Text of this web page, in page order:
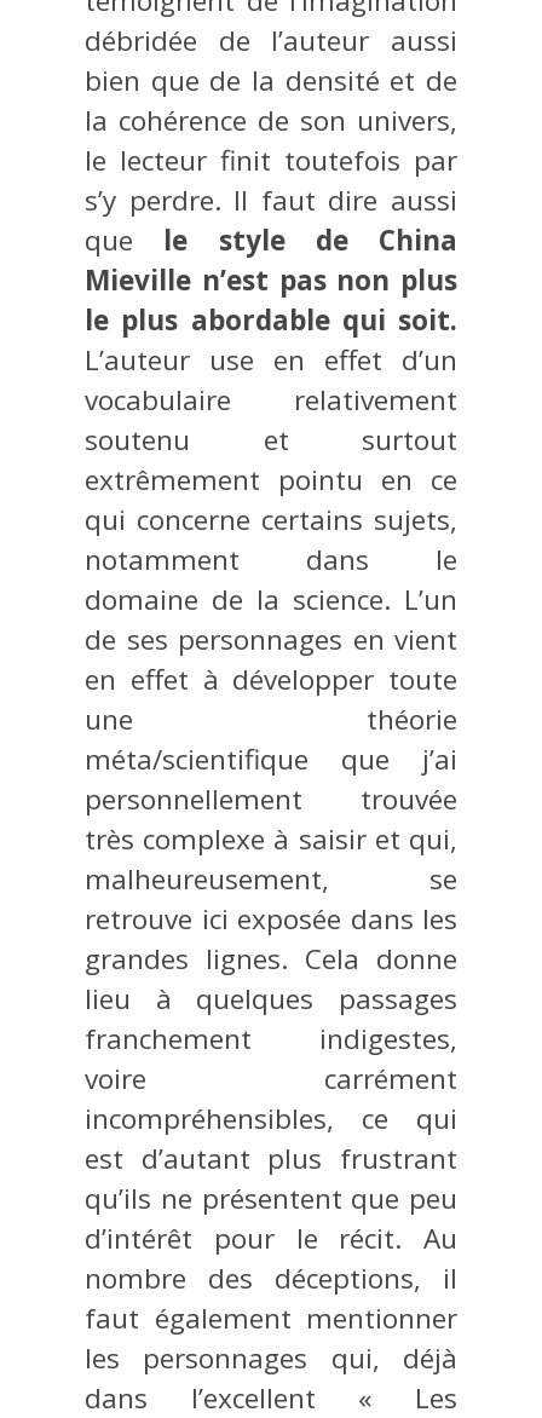
débridée de l’auteur aussi
bien que de la densité et de
la cohérence de son univers,
le lecteur finit toutefois par
s’y perdre. Il faut dire aussi
que le style de China
Mieville n’est pas non plus
le plus abordable qui soit.
L’auteur use en effet d’un
vocabulaire relativement
soutenu et surtout
extrêmement pointu en ce
qui concerne certains sujets,
notamment dans le
domaine de la science. L’un
de ses personnages en vient
en effet à développer toute
une théorie
méta/scientifique que j’ai
personnellement trouvée
très complexe à saisir et qui,
malheureusement, se
retrouve ici exposée dans les
grandes lignes. Cela donne
lieu à quelques passages
franchement indigestes,
voire carrément
incompréhensibles, ce qui
est d’autant plus frustrant
qu’ils ne présentent que peu
d’intérêt pour le récit. Au
nombre des déceptions, il
faut également mentionner
les personnages qui, déjà
dans l’excellent « Les